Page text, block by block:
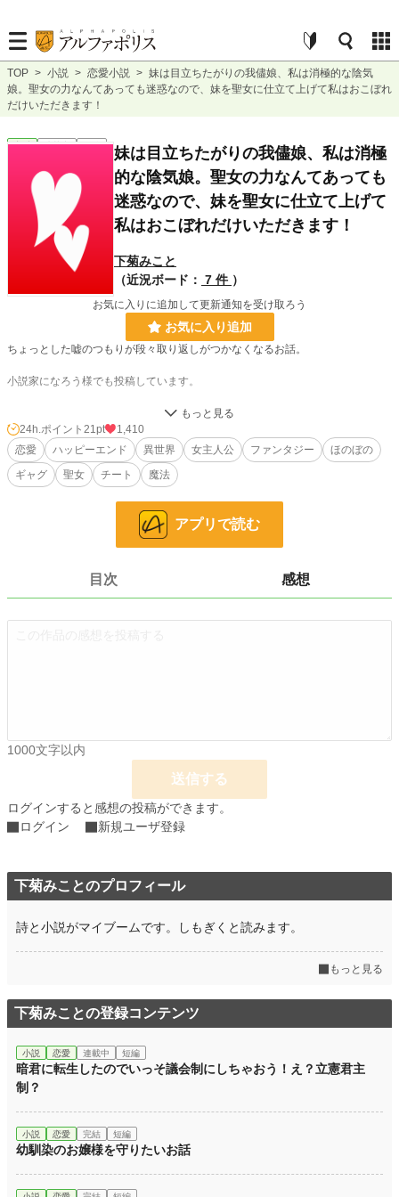
TOP > 小説 > 恋愛小説 > 妹は目立ちたがりの我儘娘、私は消極的な陰気
娘。聖女の力なんてあっても迷惑なので、妹を聖女に仕立て上げて私はおこぼれ
だけいただきます！
恋愛 連載中 短編
妹は目立ちたがりの我儘娘、私は消極
的な陰気娘。聖女の力なんてあっても
迷惑なので、妹を聖女に仕立て上げて
私はおこぼれだけいただきます！
下菊みこと
（近況ボード： 7 件 ）
お気に入りに追加して更新通知を受け取ろう
お気に入り追加
ちょっとした嘘のつもりが段々取り返しがつかなくなるお話。
小説家になろう様でも投稿しています。
短めの連載モノとなります、よろしくお願いします！
小説 25,066 位 / 228,779 件
恋愛 10,751 位 / 66,370 件
12,021
42,224 pt (48,827 位)
24h.ポイント 21pt
1,410
恋愛
ハッピーエンド 異世界 女主人公 ファンタジー
ほのぼの
ギャグ
聖女 チート 魔法
アプリで読む
目次 感想
1000文字以内
送信する
ログインすると感想の投稿ができます。
ログイン
新規ユーザ登録
下菊みことのプロフィール
詩と小説がマイブームです。しもぎくと読みます。
もっと見る
下菊みことの登録コンテンツ
小説 恋愛 連載中 短編
暗君に転生したのでいっそ議会制にしちゃおう！え？立憲君主
制？
小説 恋愛 完結 短編
幼馴染のお嬢様を守りたいお話